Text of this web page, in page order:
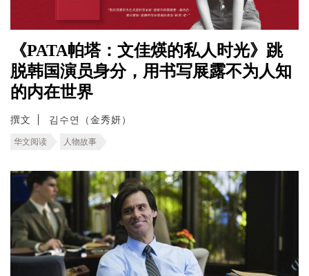
《PATA帕塔：文佳煐的私人时光》跳
脱韩国演员身分，用书写展露不为人知
的内在世界
撰文 김수연（金秀妍）
华文阅读 人物故事